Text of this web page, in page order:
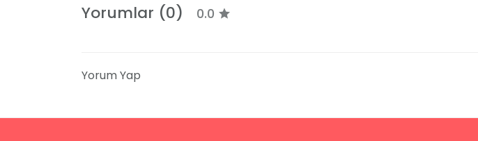
Yorumlar (0) 0.0
Yorum Yap